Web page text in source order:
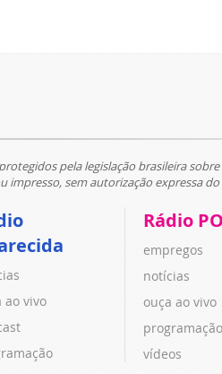
pela legislação brasileira
sem autorização expressa
ao vivo
Rádio
empregos
notícias
ouça ao vivo
programação
vídeos